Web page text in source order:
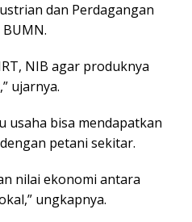
dan Perdagangan
NIB agar produknya
ujarnya.
usaha bisa mendapatkan
petani sekitar.
nilai ekonomi antara
ungkapnya.